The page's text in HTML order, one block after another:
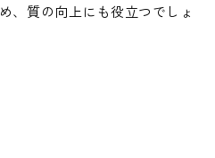
、質の向上にも役立つでしょ